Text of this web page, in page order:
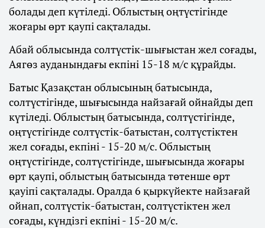
болады деп күтіледі. Облыстың оңтүстігінде
жоғары өрт қаупі сақталады.
Абай облысында солтүстік-шығыстан жел соғады,
Аягөз ауданындағы екпіні 15-18 м/с құрайды.
Батыс Қазақстан облысының батысында,
солтүстігінде, шығысында найзағай ойнайды деп
күтіледі. Облыстың батысында, солтүстігінде,
оңтүстігінде солтүстік-батыстан, солтүстіктен
жел соғады, екпіні - 15-20 м/с. Облыстың
оңтүстігінде, солтүстігінде, шығысында жоғары
өрт қаупі, облыстың батысында төтенше өрт
қауіпі сақталады. Оралда 6 қыркүйекте найзағай
ойнап, солтүстік-батыстан, солтүстіктен жел
соғады, күндізгі екпіні - 15-20 м/с.